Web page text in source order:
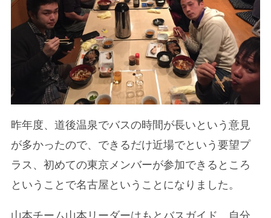
昨年度、道後温泉でバスの時間が長いという意見
が多かったので、できるだけ近場でという要望プ
ラス、初めての東京メンバーが参加できるところ
ということで名古屋ということになりました。
山本チーム山本リーダーはもとバスガイド、自分